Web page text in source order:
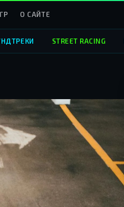
О САЙТЕ
STREET RACING